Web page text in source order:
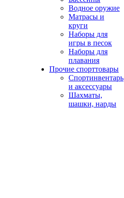
Водное оружие
Матрасы и
круги
Наборы для
игры в песок
Наборы для
плавания
Прочие спорттовары
Спортинвентарь
и аксессуары
Шахматы,
шашки, нарды